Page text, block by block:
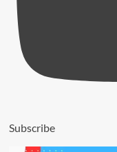
Subscribe